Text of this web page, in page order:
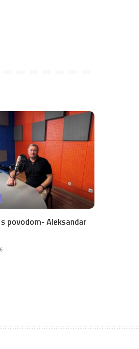
povodom- Aleksandar